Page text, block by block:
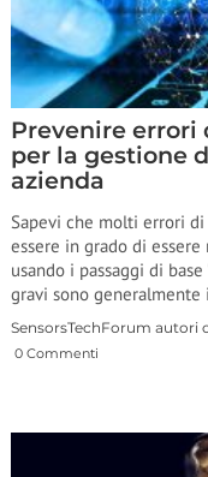
Prevenire
per la gestione
azienda
Sapevi che molti errori
essere in grado di
usando i passaggi di
gravi sono
SensorsTechForum autori
0 Commenti